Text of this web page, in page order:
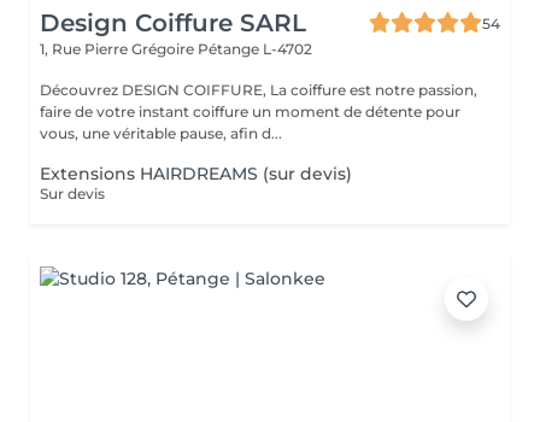
Design Coiffure SARL
54
1, Rue Pierre Grégoire Pétange L-4702
Découvrez DESIGN COIFFURE, La coiffure est notre passion,
faire de votre instant coiffure un moment de détente pour
vous, une véritable pause, afin d...
Extensions HAIRDREAMS (sur devis)
Sur devis